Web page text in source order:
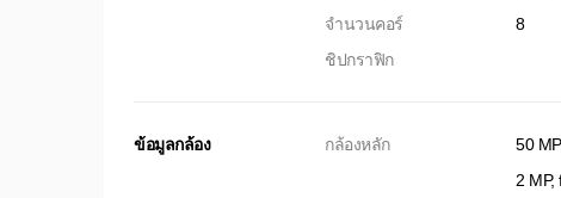
จำนวนคอร์
8
ชิปกราฟิก
ข้อมูลกล้อง กล้องหลัก
50
2 MP,